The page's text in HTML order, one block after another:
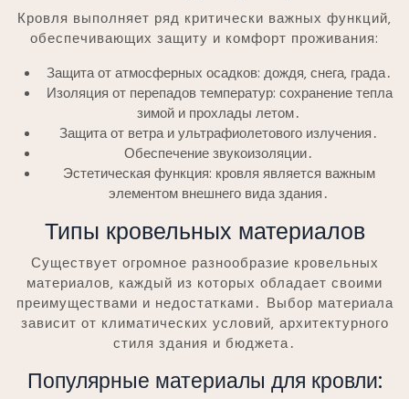
Кровля выполняет ряд критически важных функций‚
обеспечивающих защиту и комфорт проживания:
Защита от атмосферных осадков: дождя‚ снега‚ града․
Изоляция от перепадов температур: сохранение тепла
зимой и прохлады летом․
Защита от ветра и ультрафиолетового излучения․
Обеспечение звукоизоляции․
Эстетическая функция: кровля является важным
элементом внешнего вида здания․
Типы кровельных материалов
Существует огромное разнообразие кровельных
материалов‚ каждый из которых обладает своими
преимуществами и недостатками․ Выбор материала
зависит от климатических условий‚ архитектурного
стиля здания и бюджета․
Популярные материалы для кровли: